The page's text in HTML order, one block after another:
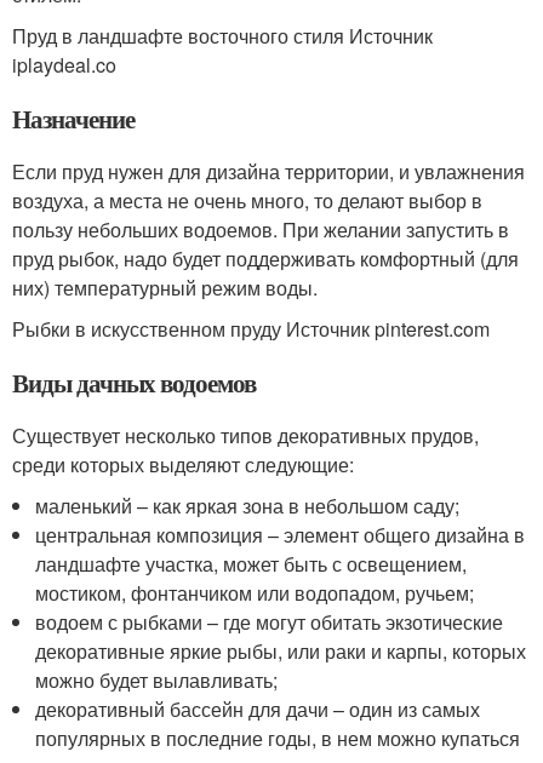
Пруд в ландшафте восточного стиля Источник
iplaydeal.co
Назначение
Если пруд нужен для дизайна территории, и увлажнения
воздуха, а места не очень много, то делают выбор в
пользу небольших водоемов. При желании запустить в
пруд рыбок, надо будет поддерживать комфортный (для
них) температурный режим воды.
Рыбки в искусственном пруду Источник pinterest.com
Виды дачных водоемов
Существует несколько типов декоративных прудов,
среди которых выделяют следующие:
маленький – как яркая зона в небольшом саду;
центральная композиция – элемент общего дизайна в
ландшафте участка, может быть с освещением,
мостиком, фонтанчиком или водопадом, ручьем;
водоем с рыбками – где могут обитать экзотические
декоративные яркие рыбы, или раки и карпы, которых
можно будет вылавливать;
декоративный бассейн для дачи – один из самых
популярных в последние годы, в нем можно купаться